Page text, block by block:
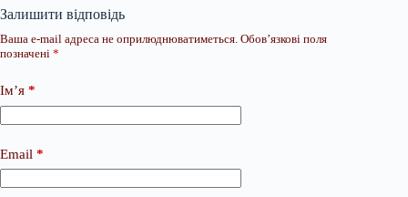
Залишити відповідь
Ваша e-mail адреса не оприлюднюватиметься. Обов’язкові поля
позначені *
Ім’я *
Email *